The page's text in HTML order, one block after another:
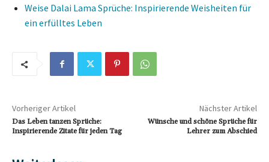
Weise Dalai Lama Sprüche: Inspirierende Weisheiten für
ein erfülltes Leben
Vorheriger Artikel
Das Leben tanzen Sprüche:
Inspirierende Zitate für jeden Tag
Nächster Artikel
Wünsche und schöne Sprüche für
Lehrer zum Abschied